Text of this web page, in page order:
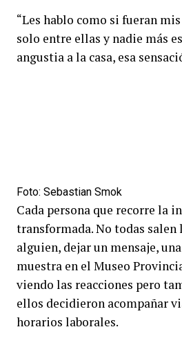
“Les hablo como si fueran
solo entre ellas y nadie más
angustia a la casa, esa
Foto: Sebastian Smok
Cada persona que recorre la
transformada. No todas salen
alguien, dejar un mensaje,
muestra en el Museo
viendo las reacciones pero
ellos decidieron acompañar
horarios laborales.